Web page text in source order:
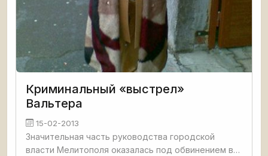
Криминальный «выстрел»
Вальтера
15-02-2013
Значительная часть руководства городской
власти Мелитополя оказалась под обвинением в